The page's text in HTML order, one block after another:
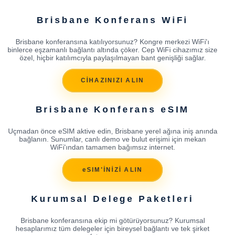
Brisbane Konferans WiFi
Brisbane konferansına katılıyorsunuz? Kongre merkezi WiFi'ı
binlerce eşzamanlı bağlantı altında çöker. Cep WiFi cihazımız size
özel, hiçbir katılımcıyla paylaşılmayan bant genişliği sağlar.
CİHAZINIZI ALIN
Brisbane Konferans eSIM
Uçmadan önce eSIM aktive edin, Brisbane yerel ağına iniş anında
bağlanın. Sunumlar, canlı demo ve bulut erişimi için mekan
WiFi'ından tamamen bağımsız internet.
eSIM'İNİZİ ALIN
Kurumsal Delege Paketleri
Brisbane konferansına ekip mi götürüyorsunuz? Kurumsal
hesaplarımız tüm delegeler için bireysel bağlantı ve tek şirket